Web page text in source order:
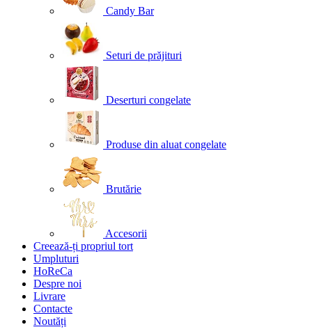
Candy Bar
Seturi de prăjituri
Deserturi congelate
Produse din aluat congelate
Brutărie
Accesorii
Creează-ți propriul tort
Umpluturi
HoReCa
Despre noi
Livrare
Contacte
Noutăți